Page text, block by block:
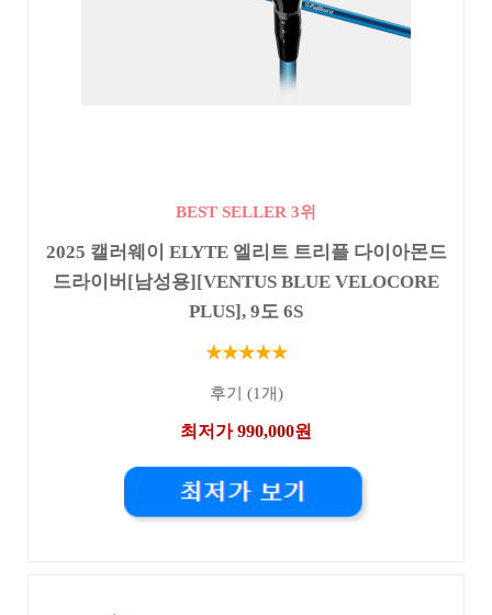
BEST SELLER 3위
2025 캘러웨이 ELYTE 엘리트 트리플 다이아몬드
드라이버[남성용][VENTUS BLUE VELOCORE
PLUS], 9도 6S
★★★★★
후기 (1개)
최저가 990,000원